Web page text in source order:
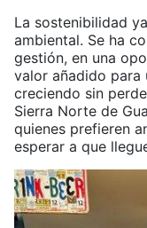
La sostenibilidad
ambiental. Se ha
gestión, en una
valor añadido para
creciendo sin
Sierra Norte de
quienes prefieren
esperar a que